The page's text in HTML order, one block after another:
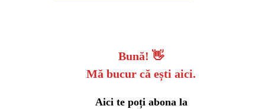
Bună! 👋
Mă bucur că ești aici.
Aici te poți abona la